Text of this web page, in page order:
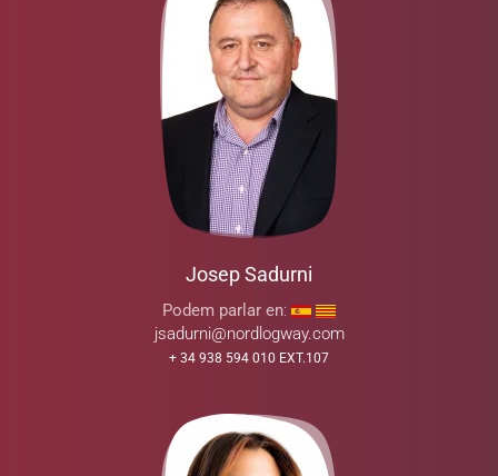
Josep Sadurni
Podem parlar en:
jsadurni@nordlogway.com
+ 34 938 594 010 EXT.107